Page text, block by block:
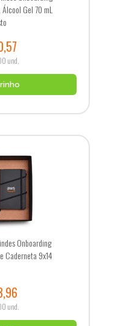
Gel 70 mL
und.
Onboarding
Caderneta 9x14
und.